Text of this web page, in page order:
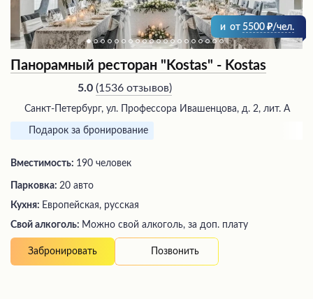
и от 5500 /чел.
Панорамный ресторан "Kostas" - Kostas
5.0 (1536 отзывов)
Санкт-Петербург, ул. Профессора Ивашенцoва, д. 2, лит. А
Подарок за бронирование
Вместимость: 190 человек
Парковка: 20 авто
Кухня: Европейская, русская
Свой алкоголь: Можно свой алкоголь, за доп. плату
Забронировать Позвонить